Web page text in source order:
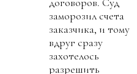
заморозил счета
заказчика, и тому
вдруг сразу
захотелось
разрешить